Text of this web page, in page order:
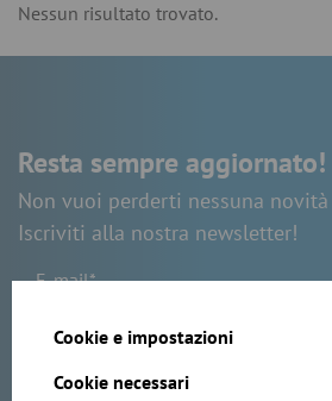
Cookie e impostazioni
Cookie necessari
Nessun risultato trovato.
Resta sempre aggiornato!
Non vuoi perderti nessuna
Iscriviti alla nostra newsletter!
E-mail*